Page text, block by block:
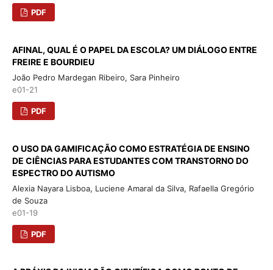
PDF
AFINAL, QUAL É O PAPEL DA ESCOLA? UM DIÁLOGO ENTRE
FREIRE E BOURDIEU
João Pedro Mardegan Ribeiro, Sara Pinheiro
e01-21
PDF
O USO DA GAMIFICAÇÃO COMO ESTRATÉGIA DE ENSINO
DE CIÊNCIAS PARA ESTUDANTES COM TRANSTORNO DO
ESPECTRO DO AUTISMO
Alexia Nayara Lisboa, Luciene Amaral da Silva, Rafaella Gregório
de Souza
e01-19
PDF